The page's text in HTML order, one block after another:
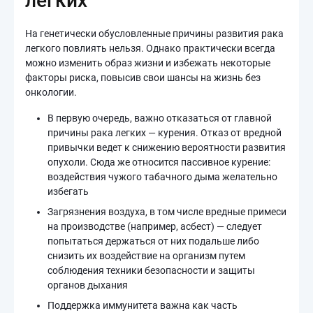
На генетически обусловленные причины развития рака
легкого повлиять нельзя. Однако практически всегда
можно изменить образ жизни и избежать некоторые
факторы риска, повысив свои шансы на жизнь без
онкологии.
В первую очередь, важно отказаться от главной
причины рака легких — курения. Отказ от вредной
привычки ведет к снижению вероятности развития
опухоли. Сюда же относится пассивное курение:
воздействия чужого табачного дыма желательно
избегать
Загрязнения воздуха, в том числе вредные примеси
на производстве (например, асбест) — следует
попытаться держаться от них подальше либо
снизить их воздействие на организм путем
соблюдения техники безопасности и защиты
органов дыхания
Поддержка иммунитета важна как часть